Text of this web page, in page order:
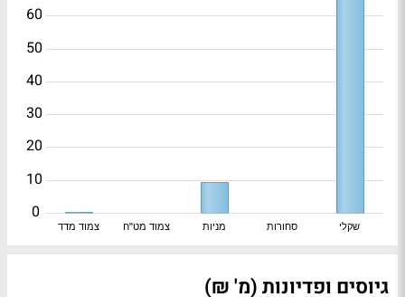
צמוד מדד צמוד מט"ח מניות סחורות שקלי
0
10
20
30
40
50
60
גיוסים ופדיונות (מ' ₪)